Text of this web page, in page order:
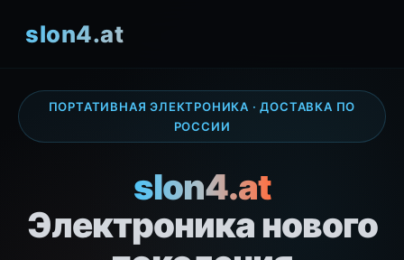
slon4.at
ПОРТАТИВНАЯ ЭЛЕКТРОНИКА · ДОСТАВКА ПО
РОССИИ
slon4.at
Электроника нового